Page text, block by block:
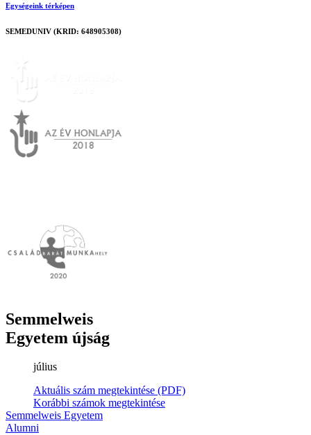
Egységeink térképen
SEMEDUNIV (KRID: 648905308)
Semmelweis
Egyetem újság
július
Aktuális szám megtekintése (PDF)
Korábbi számok megtekintése
Semmelweis Egyetem
Alumni